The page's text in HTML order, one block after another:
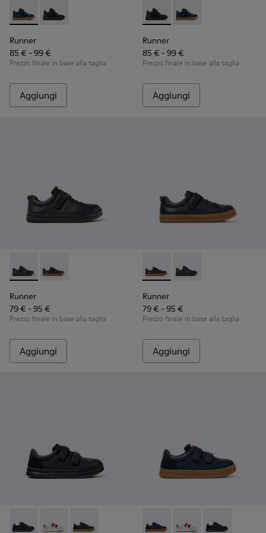
Runner - K900384-001 - Sneakers blu in pelle e nabuk per
Runner - K900384-002 - Sneakers nere in pelle e
Runner
85 € - 99 €
Prezzo finale in base alla taglia
Aggiungi
Runner - K900384-002 -
Runner - K900384-
Runner
85 € - 99 €
Prezzo finale in base alla taglia
Aggiungi
Runner - K800319-001 - Sneakers nere in pelle e tessuto
Runner - K800319-006 - Sneakers blu in pelle e
Runner
79 € - 95 €
Prezzo finale in base alla taglia
Aggiungi
Runner - K800319-006 -
Runner - K800319-
Runner
79 € - 95 €
Prezzo finale in base alla taglia
Aggiungi
Runner - K800652-001 - Sneakers nere in pelle e nabuk per
Runner - K800652-007 - Sneakers multicolori in
Runner - K800652-003 - Sneakers blu in
Runner - K800652-003 -
Runner - K800652-
Runner -